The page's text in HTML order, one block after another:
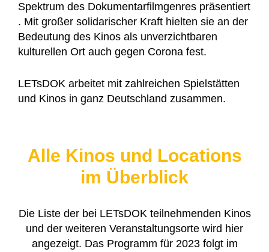
Spektrum des Dokumentarfilmgenres präsentiert
. Mit großer solidarischer Kraft hielten sie an der
Bedeutung des Kinos als unverzichtbaren
kulturellen Ort auch gegen Corona fest.
LETsDOK arbeitet mit zahlreichen Spielstätten
und Kinos in ganz Deutschland zusammen.
Alle Kinos und Locations
im Überblick
Die Liste der bei LETsDOK teilnehmenden Kinos
und der weiteren Veranstaltungsorte wird hier
angezeigt. Das Programm für 2023 folgt im